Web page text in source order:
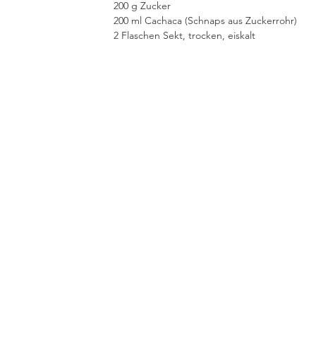
200 g Zucker
200 ml Cachaca (Schnaps aus Zuckerrohr)
2 Flaschen Sekt, trocken, eiskalt